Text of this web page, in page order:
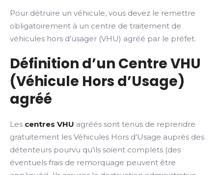
Pour détruire un véhicule, vous devez le remettre
obligatoirement à un centre de traitement de
véhicules hors d’usager (VHU) agréé par le préfet.
Définition d’un Centre VHU
(Véhicule Hors d’Usage)
agréé
Les centres VHU agréés sont tenus de reprendre
gratuitement les Véhicules Hors d’Usage auprès des
détenteurs pourvu qu’ils soient complets (des
éventuels frais de remorquage peuvent être